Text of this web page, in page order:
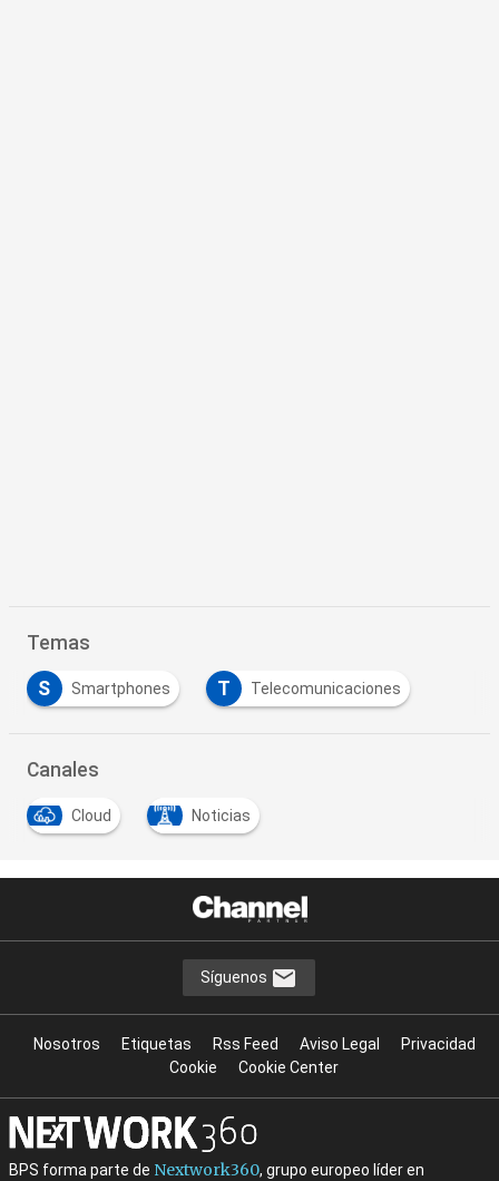
Temas
S Smartphones T Telecomunicaciones
Canales
Cloud Noticias
Síguenos
Nosotros Etiquetas Rss Feed Aviso Legal
Privacidad
Cookie
Cookie Center
BPS forma parte de Nextwork360, grupo europeo líder en